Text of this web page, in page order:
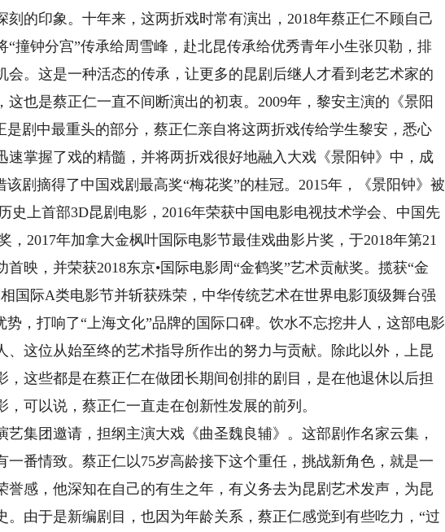
的印象。十年来，这两折戏时常有演出，2018年蔡正仁不顾自己
“撞钟分宫”传承给周雪峰，赴北昆传承给优秀青年小生张贝勒，排
会。这是一种活态的传承，让更多的昆剧后继人才看到老艺术家的
这也是蔡正仁一直不间断演出的初衷。2009年，黎安主演的《景阳
是剧中最重头的部分，蔡正仁亲自将这两折戏传给学生黎安，悉心
速掌握了戏的精髓，并将两折戏很好地融入大戏《景阳钟》中，成
剧摘得了中国戏剧最高奖“梅花奖”的桂冠。2015年，《景阳钟》被
史上首部3D昆剧电影，2016年荣获中国电影电视技术学会、中国先
，2017年加拿大金枫叶国际电影节最佳戏曲影片奖，于2018年第21
映，并荣获2018东京•国际电影周“金鹤奖”艺术贡献奖。揽获“金
国际A类电影节并斩获殊荣，中华传统艺术在世界电影顶级舞台强
势，打响了“上海文化”品牌的国际口碑。饮水不忘挖井人，这部电影
、这位从始至终的艺术指导所作出的努力与贡献。除此以外，上昆
，这些都是在蔡正仁在做团长期间创排的剧目，是在他退休以后担
可以说，蔡正仁一直走在创新性发展的前列。
集团邀请，担纲主演大戏《曲圣魏良辅》。这部剧作名家云集，
一番情致。蔡正仁以75岁高龄接下这个重任，挑战新角色，就是一
誉感，他深知在自己的有生之年，有义务去为昆剧艺术发声，为昆
。由于是新编剧目，也因为年龄关系，蔡正仁感觉到有些吃力，“过